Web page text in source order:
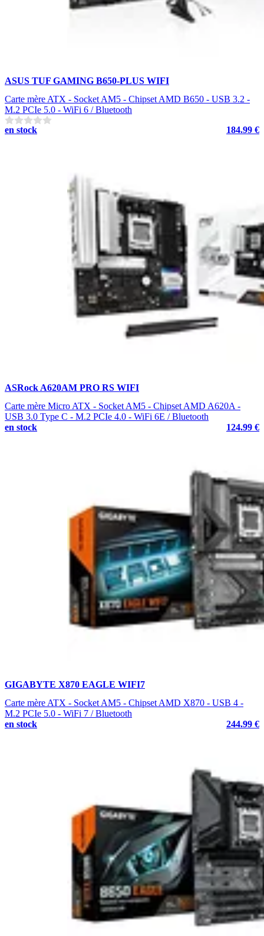
ASUS TUF GAMING B650-PLUS WIFI
Carte mère ATX - Socket AM5 - Chipset AMD B650 - USB 3.2 -
M.2 PCIe 5.0 - WiFi 6 / Bluetooth
en stock
184.99 €
ASRock A620AM PRO RS WIFI
Carte mère Micro ATX - Socket AM5 - Chipset AMD A620A -
USB 3.0 Type C - M.2 PCIe 4.0 - WiFi 6E / Bluetooth
en stock
124.99 €
GIGABYTE X870 EAGLE WIFI7
Carte mère ATX - Socket AM5 - Chipset AMD X870 - USB 4 -
M.2 PCIe 5.0 - WiFi 7 / Bluetooth
en stock
244.99 €